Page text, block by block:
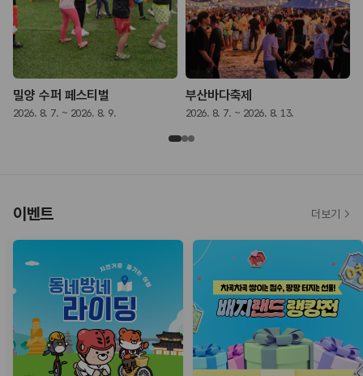
밀양 수퍼 페스티벌
2026. 8. 7. ~ 2026. 8. 9.
부산바다축제
2026. 8. 7. ~ 2026. 8. 13.
이벤트 더보기